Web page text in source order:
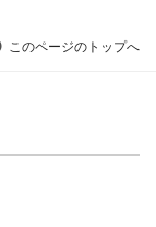
このページのトップへ